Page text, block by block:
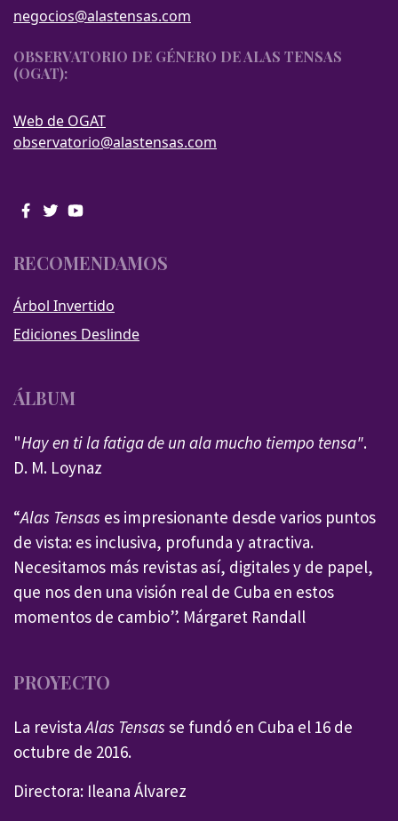
negocios@alastensas.com
OBSERVATORIO DE GÉNERO DE ALAS TENSAS
(OGAT):
Web de OGAT
observatorio@alastensas.com
RECOMENDAMOS
Árbol Invertido
Ediciones Deslinde
ÁLBUM
"Hay en ti la fatiga de un ala mucho tiempo tensa".
D. M. Loynaz
“Alas Tensas es impresionante desde varios puntos
de vista: es inclusiva, profunda y atractiva.
Necesitamos más revistas así, digitales y de papel,
que nos den una visión real de Cuba en estos
momentos de cambio”. Márgaret Randall
PROYECTO
La revistaAlas Tensas se fundó en Cuba el 16 de
octubre de 2016.
Directora: Ileana Álvarez